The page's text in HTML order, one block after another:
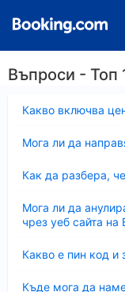
Въпроси - Топ
Какво включва
Мога ли да
Как да разбера,
Мога ли да
чрез уеб сайта на
Какво е пин код
Къде мога да